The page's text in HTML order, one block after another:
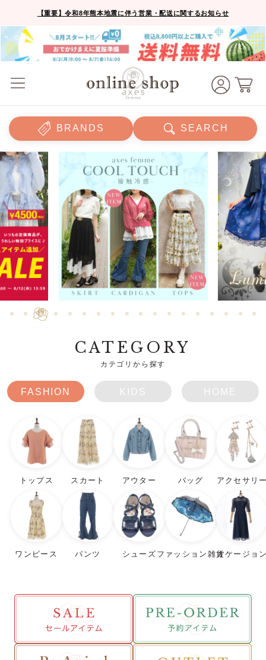
【重要】令和8年熊本地震に伴う営業・配送に関するお知らせ
BRANDS SEARCH
CATEGORY
カテゴリから探す
FASHION KIDS HOME
トップス
ワンピース
スカート
パンツ
アウター
シューズ
バッグ
ファッション雑貨
アクセサリ
オケージョ